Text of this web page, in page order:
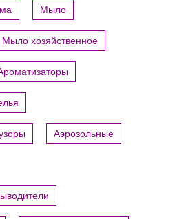
Мыло
Мыло хозяйственное
Аэрозольные